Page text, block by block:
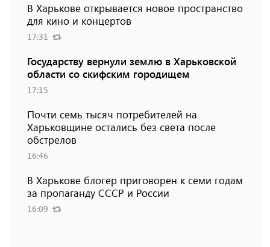
В Харькове открывается новое пространство
для кино и концертов
17:31
Государству вернули землю в Харьковской
области со скифским городищем
17:15
Почти семь тысяч потребителей на
Харьковщине остались без света после
обстрелов
16:46
В Харькове блогер приговорен к семи годам
за пропаганду СССР и России
16:09